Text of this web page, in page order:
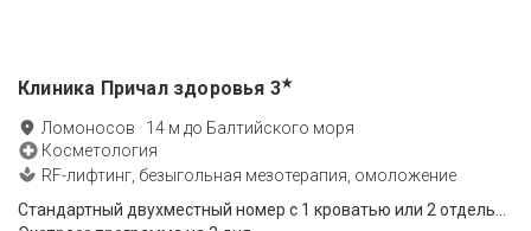
Клиника Причал здоровья 3★
Ломоносов · 14 м до Балтийского моря
Косметология
RF-лифтинг, безыгольная мезотерапия, омоложение